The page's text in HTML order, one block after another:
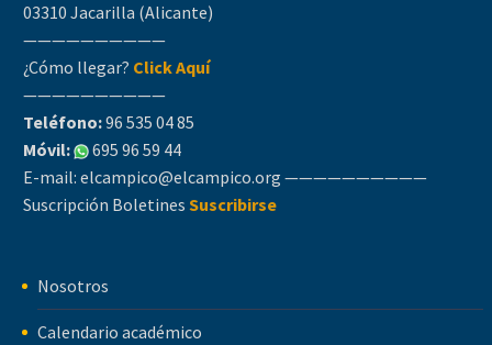
03310 Jacarilla (Alicante)
——————————
¿Cómo llegar? Click Aquí
——————————
Teléfono:96 535 04 85
Móvil:
695 96 59 44
E-mail: elcampico@elcampico.org ——————————
Suscripción Boletines Suscribirse
Nosotros
Calendario académico